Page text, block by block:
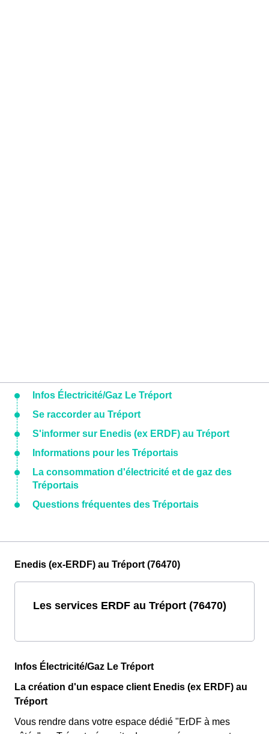
Infos Électricité/Gaz Le Tréport
Se raccorder au Tréport
S'informer sur Enedis (ex ERDF) au Tréport
Informations pour les Tréportais
La consommation d'électricité et de gaz des
Tréportais
Questions fréquentes des Tréportais
Enedis (ex-ERDF) au Tréport (76470)
Les services ERDF au Tréport (76470)
Infos Électricité/Gaz Le Tréport
La création d'un espace client Enedis (ex ERDF) au
Tréport
Vous rendre dans votre espace dédié "ErDF à mes